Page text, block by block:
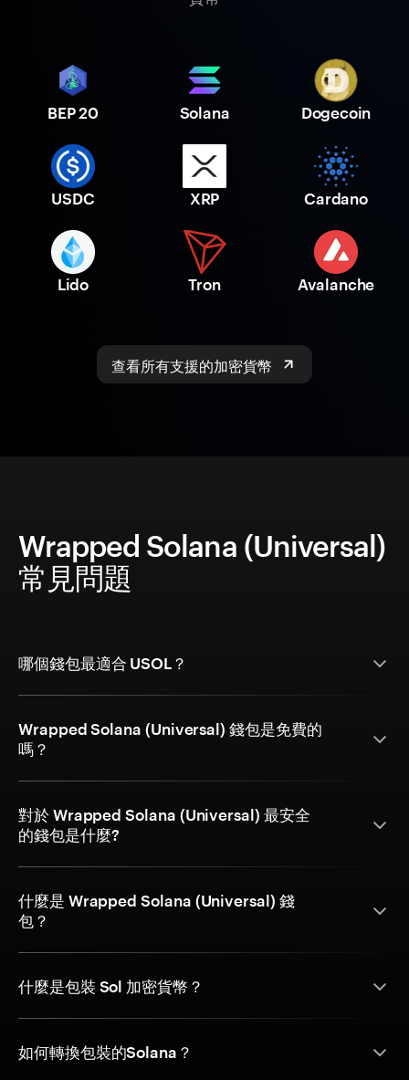
BEP 20 Solana Dogecoin
USDC XRP Cardano
Lido Tron Avalanche
查看所有支援的加密貨幣
Wrapped Solana (Universal)
常見問題
哪個錢包最適合 USOL？
Wrapped Solana (Universal) 錢包是免費的
嗎？
對於 Wrapped Solana (Universal) 最安全
的錢包是什麼?
什麼是 Wrapped Solana (Universal) 錢
包？
什麼是包裝 Sol 加密貨幣？
如何轉換包裝的Solana？